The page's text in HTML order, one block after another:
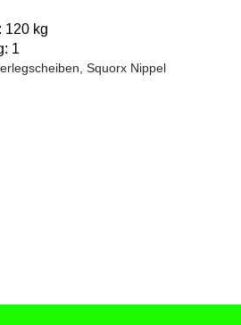
120 kg
1
Squorx Nippel